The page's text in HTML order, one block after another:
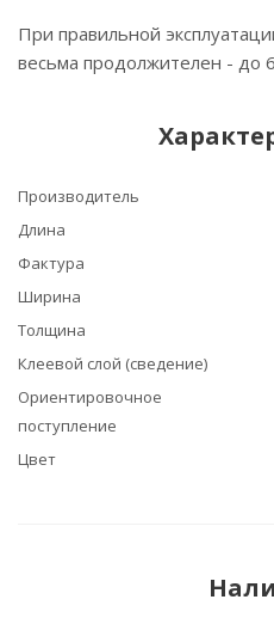
При правильной
весьма продолжителен - до
Производитель
Длина
Фактура
Ширина
Толщина
Клеевой слой (сведение)
Ориентировочное
поступление
Цвет